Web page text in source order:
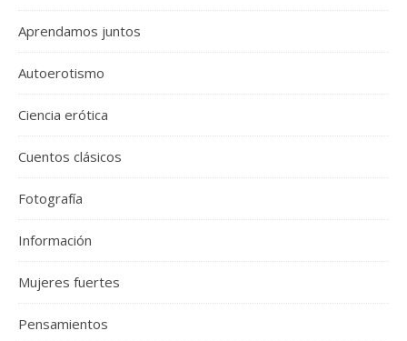
Aprendamos juntos
Autoerotismo
Ciencia erótica
Cuentos clásicos
Fotografía
Información
Mujeres fuertes
Pensamientos